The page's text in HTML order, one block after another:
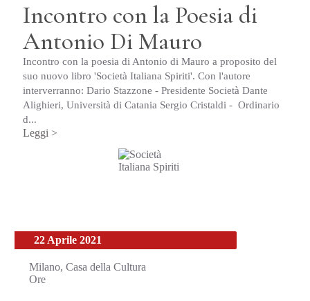
Incontro con la Poesia di
Antonio Di Mauro
Incontro con la poesia di Antonio di Mauro a proposito del
suo nuovo libro 'Società Italiana Spiriti'. Con l'autore
interverranno: Dario Stazzone - Presidente Società Dante
Alighieri, Università di Catania Sergio Cristaldi - Ordinario
d...
Leggi >
22 Aprile 2021
Milano, Casa della Cultura
Ore